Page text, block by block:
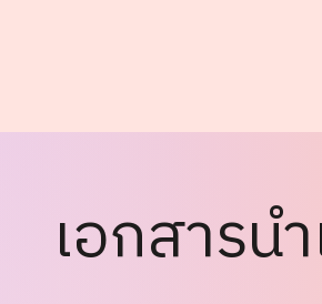
เอกสารน